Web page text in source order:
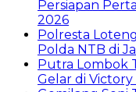
Persiapan
2026
Polresta
Polda NTB di
Putra Lombok
Gelar di